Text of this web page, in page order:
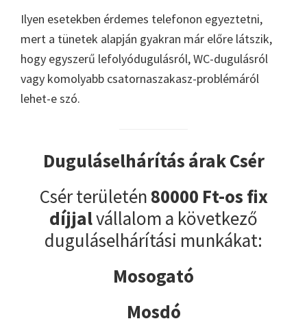
Ilyen esetekben érdemes telefonon egyeztetni,
mert a tünetek alapján gyakran már előre látszik,
hogy egyszerű lefolyódugulásról, WC-dugulásról
vagy komolyabb csatornaszakasz-problémáról
lehet-e szó.
Duguláselhárítás árak Csér
Csér területén 80000 Ft-os fix
díjjalvállalom a következő
duguláselhárítási munkákat:
Mosogató
Mosdó